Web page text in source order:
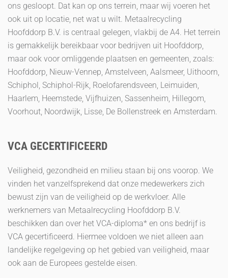
ons gesloopt. Dat kan op ons terrein, maar wij voeren het
ook uit op locatie, net wat u wilt. Metaalrecycling
Hoofddorp B.V. is centraal gelegen, vlakbij de A4. Het terrein
is gemakkelijk bereikbaar voor bedrijven uit Hoofddorp,
maar ook voor omliggende plaatsen en gemeenten, zoals:
Hoofddorp, Nieuw-Vennep, Amstelveen, Aalsmeer, Uithoorn,
Schiphol, Schiphol-Rijk, Roelofarendsveen, Leimuiden,
Haarlem, Heemstede, Vijfhuizen, Sassenheim, Hillegom,
Voorhout, Noordwijk, Lisse, De Bollenstreek en Amsterdam.
VCA GECERTIFICEERD
Veiligheid, gezondheid en milieu staan bij ons voorop. We
vinden het vanzelfsprekend dat onze medewerkers zich
bewust zijn van de veiligheid op de werkvloer. Alle
werknemers van Metaalrecycling Hoofddorp B.V.
beschikken dan over het VCA-diploma* en ons bedrijf is
VCA gecertificeerd. Hiermee voldoen we niet alleen aan
landelijke regelgeving op het gebied van veiligheid, maar
ook aan de Europees gestelde eisen.